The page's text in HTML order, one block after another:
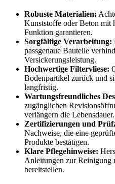
Robuste Materialien:
Kunststoffe oder Beton mit
Funktion garantieren.
Sorgfältige Verarbeitung:
passgenaue Bauteile
Versickerungsleistung.
Hochwertige Filtervliese:
Bodenpartikel zurück und
langfristig.
Wartungsfreundliches
zugänglichen
verlängern die Lebensdauer.
Zertifizierungen und
Nachweise, die eine
Produkte bestätigen.
Klare Pflegehinweise:
Anleitungen zur Reinigung
bereitstellen.